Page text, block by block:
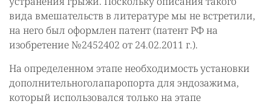
вида вмешательств в литературе мы не встретили,
на него был оформлен патент (патент РФ на
изобретение №2452402 от 24.02.2011 г.).
На определенном этапе необходимость установки
дополнительноголапаропорта для эндозажима,
который использовался только на этапе